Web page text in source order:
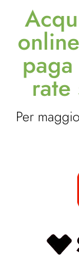
rate
Per